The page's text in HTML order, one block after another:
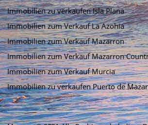
Immobilien zu verkaufen Isla Plana
Immobilien zum Verkauf La Azohia
Immobilien zum Verkauf Mazarron
Immobilien zum Verkauf Mazarron
Immobilien zum Verkauf Murcia
Immobilien zu verkaufen Puerto de